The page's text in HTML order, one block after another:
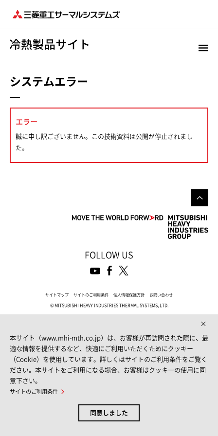
システムエラー
エラー
誠に申し訳ございません。この技術資料は公開が停止されまし
た。
FOLLOW US
サイトマップ サイトのご利用条件 個人情報保護方針 お問い合わせ
© MITSUBISHI HEAVY INDUSTRIES THERMAL SYSTEMS, LTD.
本サイト（www.mhi-mth.co.jp）は、お客様が再訪問された際に、最
適な情報を提供するなど、快適にご利用いただくためにクッキー
（Cookie）を使用しています。詳しくはサイトのご利用条件をご覧く
ださい。本サイトをご利用になる場合、お客様はクッキーの使用に同
意下さい。
サイトのご利用条件
同意しました